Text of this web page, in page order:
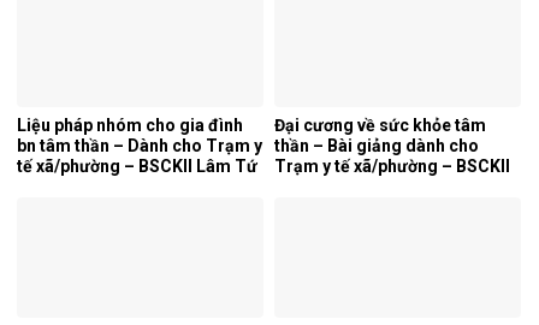
Liệu pháp nhóm cho gia đình
bn tâm thần – Dành cho Trạm y
tế xã/phường – BSCKII Lâm Tứ
Đại cương về sức khỏe tâm
thần – Bài giảng dành cho
Trạm y tế xã/phường – BSCKII